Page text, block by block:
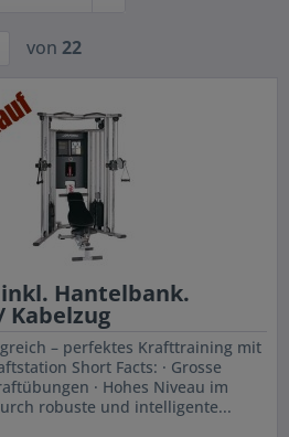
von 22
Hantelbank.
Kabelzug
– perfektes Krafttraining mit
Short Facts: · Grosse
· Hohes Niveau im
robuste und intelligente...